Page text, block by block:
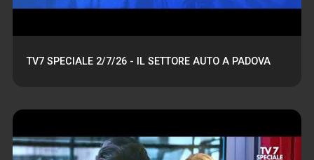
TV7 SPECIALE 2/7/26 - IL SETTORE AUTO A PADOVA